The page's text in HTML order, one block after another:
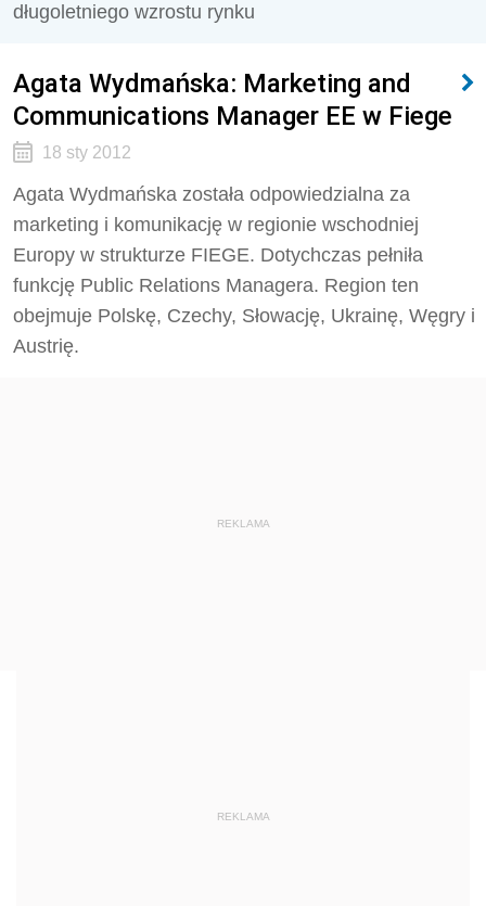
długoletniego wzrostu rynku
Agata Wydmańska: Marketing and
Communications Manager EE w Fiege
18 sty 2012
Agata Wydmańska została odpowiedzialna za
marketing i komunikację w regionie wschodniej
Europy w strukturze FIEGE. Dotychczas pełniła
funkcję Public Relations Managera. Region ten
obejmuje Polskę, Czechy, Słowację, Ukrainę, Węgry i
Austrię.
REKLAMA
REKLAMA